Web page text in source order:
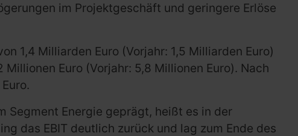
im Projektgeschäft und geringere Erlöse
1,4 Milliarden Euro (Vorjahr: 1,5 Milliarden Euro)
Euro (Vorjahr: 5,8 Millionen Euro). Nach
Segment Energie geprägt, heißt es in der
das EBIT deutlich zurück und lag zum Ende des